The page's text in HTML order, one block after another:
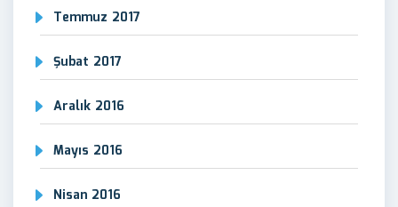
Temmuz 2017
Şubat 2017
Aralık 2016
Mayıs 2016
Nisan 2016